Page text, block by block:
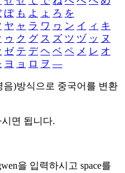
ぽ も よ ょ ろ を
ヤ ャ ラ ワ ヮ ン イ ィ キ
ゥ ク グ ス ズ ツ ヅ ッ ヌ
ゼ テ デ ヘ ベ ペ メ レ オ
ヨ ョ ロ ヲ ―
음)방식으로 중국어를 변환
면 됩니다.
을 입력하시고 space를